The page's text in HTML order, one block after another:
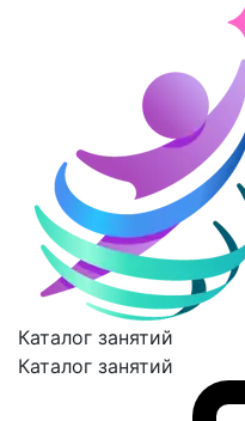
Каталог занятий
Каталог занятий